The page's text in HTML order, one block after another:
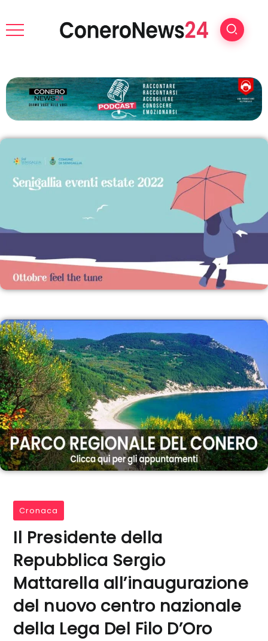
Cronaca
Il Presidente della
Repubblica Sergio
Mattarella all’inaugurazione
del nuovo centro nazionale
della Lega Del Filo D’Oro